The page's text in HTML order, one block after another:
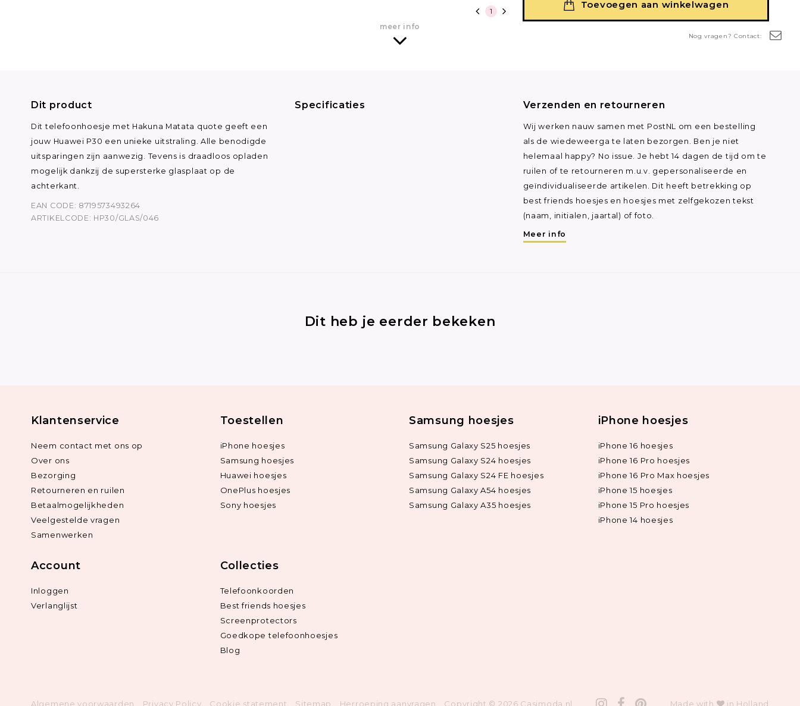
Nog vragen? Contact:
Toevoegen aan winkelwagen
meer info
Dit product
Dit telefoonhoesje met Hakuna Matata quote geeft een
jouw Huawei P30 een unieke uitstraling. Alle benodigde
uitsparingen zijn aanwezig. Tevens is draadloos opladen
mogelijk dankzij de supersterke glasplaat op de
achterkant.
EAN CODE: 8719573493264
ARTIKELCODE: HP30/GLAS/046
Specificaties Verzenden en retourneren
Wij werken nauw samen met PostNL om een bestelling
als de wiedeweerga te laten bezorgen. Ben je niet
helemaal happy? No issue. Je hebt 14 dagen de tijd om te
ruilen of te retourneren m.u.v. gepersonaliseerde en
geïndividualiseerde artikelen. Dit heeft betrekking op
best friends hoesjes en hoesjes met zelfgekozen tekst
(naam, initialen, jaartal) of foto.
Meer info
Dit heb je eerder bekeken
Klantenservice
Neem contact met ons op
Over ons
Bezorging
Retourneren en ruilen
Betaalmogelijkheden
Veelgestelde vragen
Samenwerken
Toestellen
iPhone hoesjes
Samsung hoesjes
Huawei hoesjes
OnePlus hoesjes
Sony hoesjes
Samsung hoesjes
Samsung Galaxy S25 hoesjes
Samsung Galaxy S24 hoesjes
Samsung Galaxy S24 FE hoesjes
Samsung Galaxy A54 hoesjes
Samsung Galaxy A35 hoesjes
iPhone hoesjes
iPhone 16 hoesjes
iPhone 16 Pro hoesjes
iPhone 16 Pro Max hoesjes
iPhone 15 hoesjes
iPhone 15 Pro hoesjes
iPhone 14 hoesjes
Account
Inloggen
Verlanglijst
Collecties
Telefoonkoorden
Best friends hoesjes
Screenprotectors
Goedkope telefoonhoesjes
Blog
Algemene voorwaarden Privacy Policy Cookie statement Sitemap Herroeping aanvragen Copyright © 2026 Casimoda.nl Made with in Holland